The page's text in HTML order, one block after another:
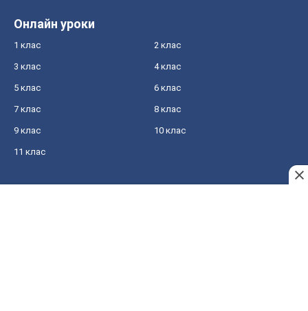
Онлайн уроки
1 клас 2 клас
3 клас 4 клас
5 клас 6 клас
7 клас 8 клас
9 клас 10 клас
11 клас